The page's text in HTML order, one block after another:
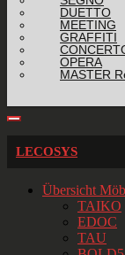
DUETTO
MEETING
GRAFFITI
OPERA
MASTER
LECOSYS
Übersicht
TAIKO
EDOC
TAU